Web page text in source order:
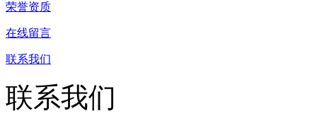
荣誉资质
在线留言
联系我们
联系我们